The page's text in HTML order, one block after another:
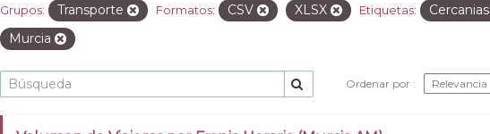
Grupos: Transporte Formatos: CSV XLSX Etiquetas: Cercanias
Murcia
Ordenar por